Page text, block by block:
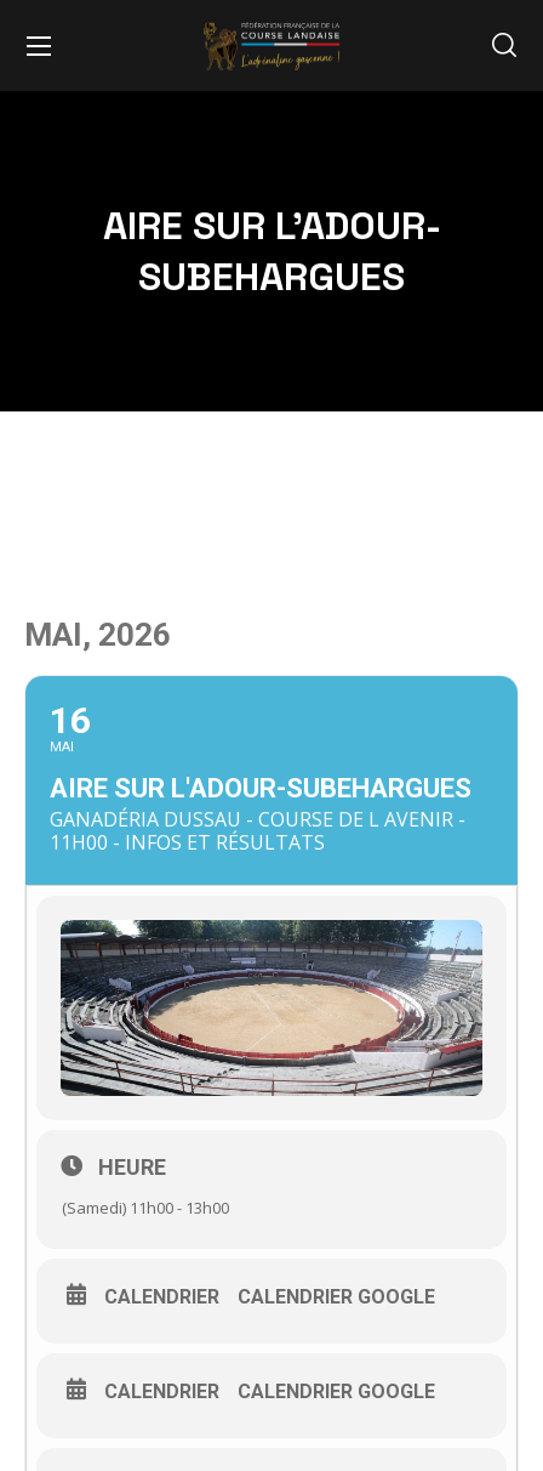
AIRE SUR L’ADOUR-
SUBEHARGUES
MAI, 2026
16
MAI
AIRE SUR L'ADOUR-SUBEHARGUES
GANADÉRIA DUSSAU - COURSE DE L AVENIR -
11H00 - INFOS ET RÉSULTATS
HEURE
(Samedi) 11h00 - 13h00
CALENDRIER CALENDRIER GOOGLE
CALENDRIER CALENDRIER GOOGLE